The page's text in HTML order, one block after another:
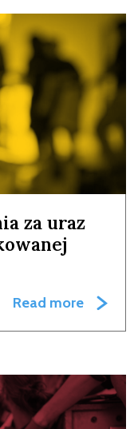
za uraz
Read more